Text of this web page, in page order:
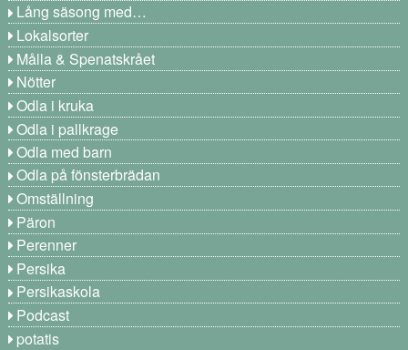
Lång säsong med…
Lokalsorter
Målla & Spenatskrået
Nötter
Odla i kruka
Odla i pallkrage
Odla med barn
Odla på fönsterbrädan
Omställning
Päron
Perenner
Persika
Persikaskola
Podcast
potatis